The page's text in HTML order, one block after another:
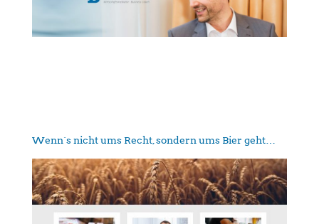
Wenn´s nicht ums Recht, sondern ums Bier geht…